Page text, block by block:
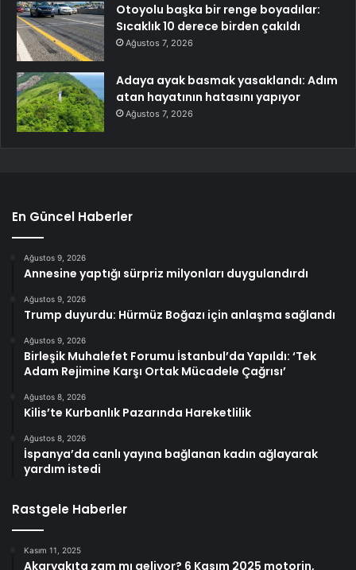
Otoyolu başka bir renge boyadılar:
Sıcaklık 10 derece birden çakıldı
Ağustos 7, 2026
Adaya ayak basmak yasaklandı: Adım
atan hayatının hatasını yapıyor
Ağustos 7, 2026
En Güncel Haberler
Ağustos 9, 2026
Annesine yaptığı sürpriz milyonları duygulandırdı
Ağustos 9, 2026
Trump duyurdu: Hürmüz Boğazı için anlaşma sağlandı
Ağustos 9, 2026
Birleşik Muhalefet Forumu İstanbul’da Yapıldı: ‘Tek
Adam Rejimine Karşı Ortak Mücadele Çağrısı’
Ağustos 8, 2026
Kilis’te Kurbanlık Pazarında Hareketlilik
Ağustos 8, 2026
İspanya’da canlı yayına bağlanan kadın ağlayarak
yardım istedi
Rastgele Haberler
Kasım 11, 2025
Akaryakıta zam mı geliyor? 6 Kasım 2025 motorin,